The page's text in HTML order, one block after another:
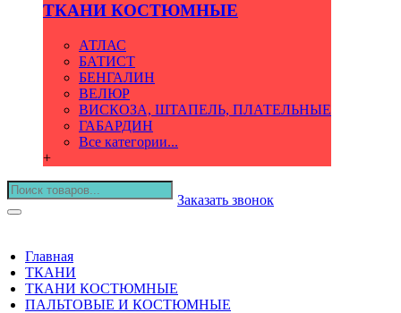
ТКАНИ КОСТЮМНЫЕ
АТЛАС
БАТИСТ
БЕНГАЛИН
ВЕЛЮР
ВИСКОЗА, ШТАПЕЛЬ, ПЛАТЕЛЬНЫЕ
ГАБАРДИН
Все категории...
+
Заказать звонок
Главная
ТКАНИ
ТКАНИ КОСТЮМНЫЕ
ПАЛЬТОВЫЕ И КОСТЮМНЫЕ